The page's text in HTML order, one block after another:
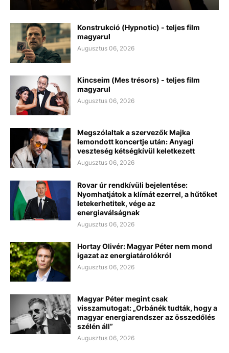
Konstrukció (Hypnotic) - teljes film
magyarul
Augusztus 06, 2026
Kincseim (Mes trésors) - teljes film
magyarul
Augusztus 06, 2026
Megszólaltak a szervezők Majka
lemondott koncertje után: Anyagi
veszteség kétségkívül keletkezett
Augusztus 06, 2026
Rovar úr rendkívüli bejelentése:
Nyomhatjátok a klímát ezerrel, a hűtőket
letekerhetitek, vége az
energiaválságnak
Augusztus 06, 2026
Hortay Olivér: Magyar Péter nem mond
igazat az energiatárolókról
Augusztus 06, 2026
Magyar Péter megint csak
visszamutogat: „Orbánék tudták, hogy a
magyar energiarendszer az összedőlés
szélén áll”
Augusztus 06, 2026